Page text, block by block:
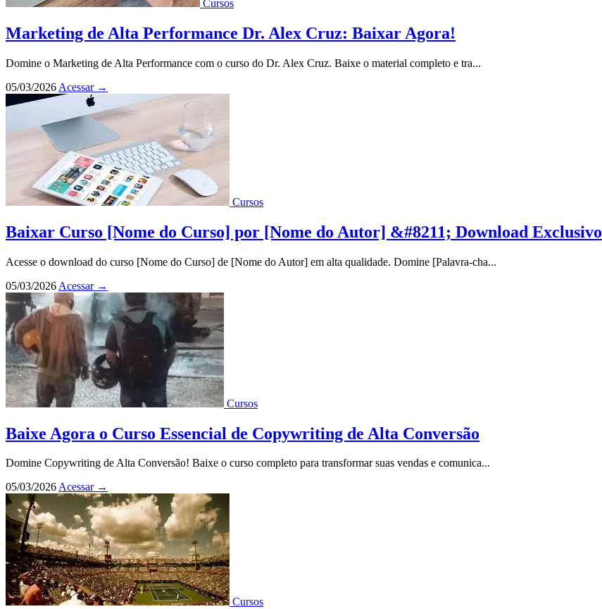
Cursos
Marketing de Alta Performance Dr. Alex Cruz: Baixar Agora!
Domine o Marketing de Alta Performance com o curso do Dr. Alex Cruz. Baixe o material completo e tra...
05/03/2026 Acessar →
Cursos
Baixar Curso [Nome do Curso] por [Nome do Autor] &#8211; Download Exclusivo
Acesse o download do curso [Nome do Curso] de [Nome do Autor] em alta qualidade. Domine [Palavra-cha...
05/03/2026 Acessar →
Cursos
Baixe Agora o Curso Essencial de Copywriting de Alta Conversão
Domine Copywriting de Alta Conversão! Baixe o curso completo para transformar suas vendas e comunica...
05/03/2026Acessar →
Cursos